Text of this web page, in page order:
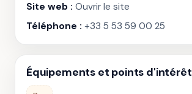
Site web : Ouvrir le site
Téléphone : +33 5 53 59 00 25
Équipements et points d'intérêt